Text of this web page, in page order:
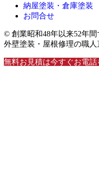
納屋塗装・倉庫塗装
お問合せ
© 創業昭和48年以来52年
外壁塗装・屋根修理の職
無料お見積は今すぐお電話